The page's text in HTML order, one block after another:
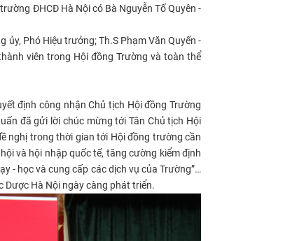
ĐHCĐ Hà Nội có Bà Nguyễn Tố Quyên -
ủy, Phó Hiệu trưởng; Th.S Phạm Văn Quyến -
viên trong Hội đồng Trường và toàn thể
định công nhận Chủ tịch Hội đồng Trường
đã gửi lời chúc mừng tới Tân Chủ tịch Hội
nghị trong thời gian tới Hội đồng trường cần
và hội nhập quốc tế, tăng cường kiểm định
- học và cung cấp các dịch vụ của Trường”…
Dược Hà Nội ngày càng phát triển.